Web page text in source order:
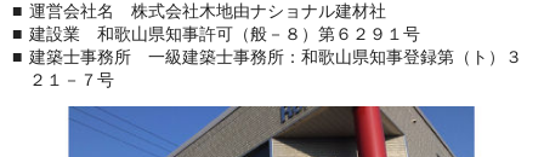
運営会社名 株式会社木地由ナショナル建材社
建設業 和歌山県知事許可（般－８）第６２９１号
建築士事務所 一級建築士事務所：和歌山県知事登録第（ト）３
２１－７号